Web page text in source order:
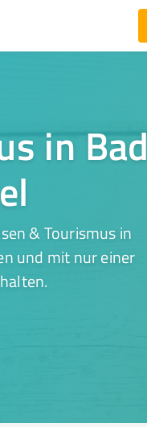
in Bad
& Tourismus in
und mit nur einer